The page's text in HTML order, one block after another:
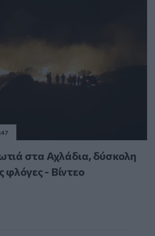
στα Αχλάδια, δύσκολη
φλόγες - Βίντεο